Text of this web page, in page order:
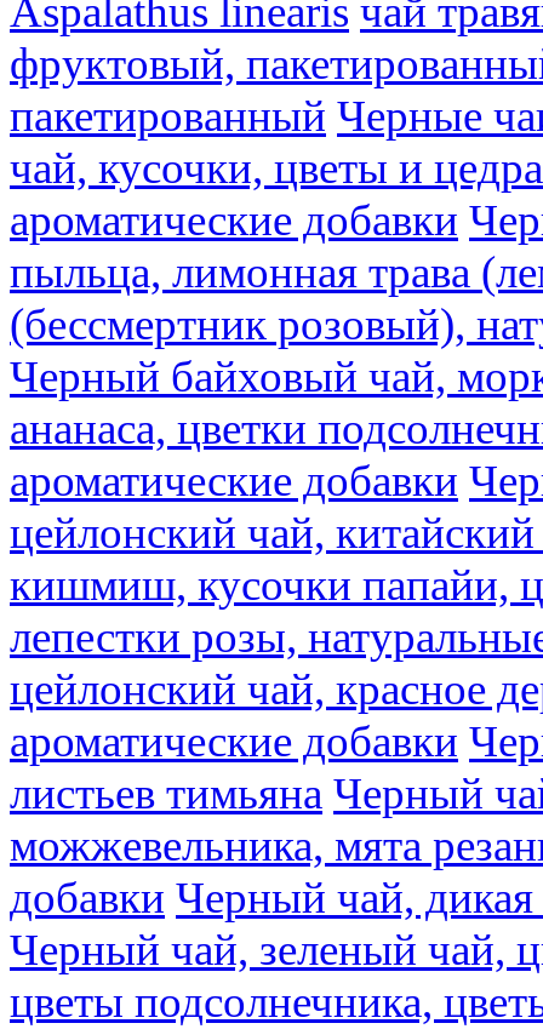
Aspalathus linearis чай
фруктовый,
пакетированный Черные
чай, кусочки, цветы и
ароматические добавки
пыльца, лимонная трава
(бессмертник розовый),
Черный байховый чай,
ананаса, цветки
ароматические добавки
цейлонский чай,
кишмиш, кусочки папайи,
лепестки розы,
цейлонский чай, красное
ароматические добавки
листьев тимьяна Черный
можжевельника, мята
добавки Черный чай,
Черный чай, зеленый чай,
цветы подсолнечника,